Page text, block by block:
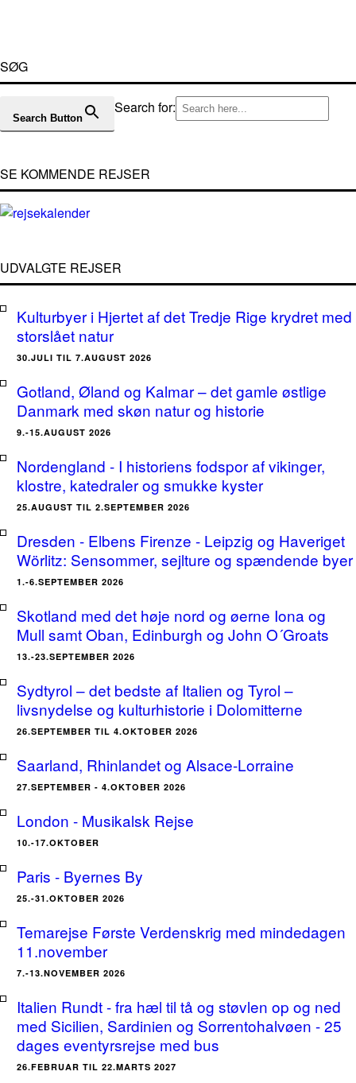
SØG
Search for:
Search Button
SE KOMMENDE REJSER
UDVALGTE REJSER
Kulturbyer i Hjertet af det Tredje Rige krydret med
storslået natur
30.JULI TIL 7.AUGUST 2026
Gotland, Øland og Kalmar – det gamle østlige
Danmark med skøn natur og historie
9.-15.AUGUST 2026
Nordengland - I historiens fodspor af vikinger,
klostre, katedraler og smukke kyster
25.AUGUST TIL 2.SEPTEMBER 2026
Dresden - Elbens Firenze - Leipzig og Haveriget
Wörlitz: Sensommer, sejlture og spændende byer
1.-6.SEPTEMBER 2026
Skotland med det høje nord og øerne Iona og
Mull samt Oban, Edinburgh og John O´Groats
13.-23.SEPTEMBER 2026
Sydtyrol – det bedste af Italien og Tyrol –
livsnydelse og kulturhistorie i Dolomitterne
26.SEPTEMBER TIL 4.OKTOBER 2026
Saarland, Rhinlandet og Alsace-Lorraine
27.SEPTEMBER - 4.OKTOBER 2026
London - Musikalsk Rejse
10.-17.OKTOBER
Paris - Byernes By
25.-31.OKTOBER 2026
Temarejse Første Verdenskrig med mindedagen
11.november
7.-13.NOVEMBER 2026
Italien Rundt - fra hæl til tå og støvlen op og ned
med Sicilien, Sardinien og Sorrentohalvøen - 25
dages eventyrsrejse med bus
26.FEBRUAR TIL 22.MARTS 2027